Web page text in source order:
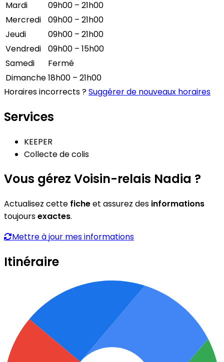
Mardi
09h00 – 21h00
Mercredi
09h00 – 21h00
Jeudi
09h00 – 21h00
Vendredi
09h00 – 15h00
Samedi
Fermé
Dimanche18h00 – 21h00
Horaires incorrects ?Suggérer de nouveaux horaires
Services
KEEPER
Collecte de colis
Vous gérez Voisin-relais Nadia ?
Actualisez cette ficheet assurez des informations
toujoursexactes.
Mettre à jour mes informations
Itinéraire